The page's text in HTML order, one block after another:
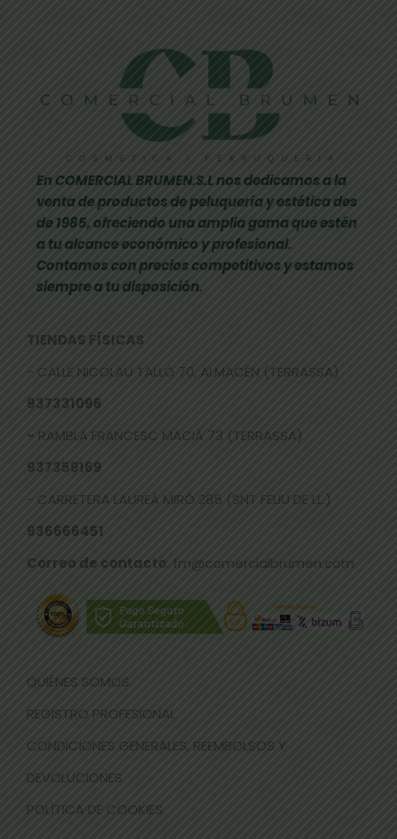
En COMERCIAL BRUMEN.S.L nos dedicamos a la
venta de productos de peluquería y estética des
de 1985, ofreciendo una amplia gama que estén
a tu alcance económico y profesional.
Contamos con precios competitivos y estamos
siempre a tu disposición.
TIENDAS FÍSICAS
- CALLE NICOLAU TALLÓ 70, ALMACÉN (TERRASSA)
937331096
- RAMBLA FRANCESC MACIÀ 73 (TERRASSA)
937359169
- CARRETERA LAUREÀ MIRÓ 285 (SNT FELIU DE LL.)
936666451
Correo de contacto: fm@comercialbrumen.com
QUIÉNES SOMOS
REGISTRO PROFESIONAL
CONDICIONES GENERALES, REEMBOLSOS Y
DEVOLUCIONES
POLÍTICA DE COOKIES